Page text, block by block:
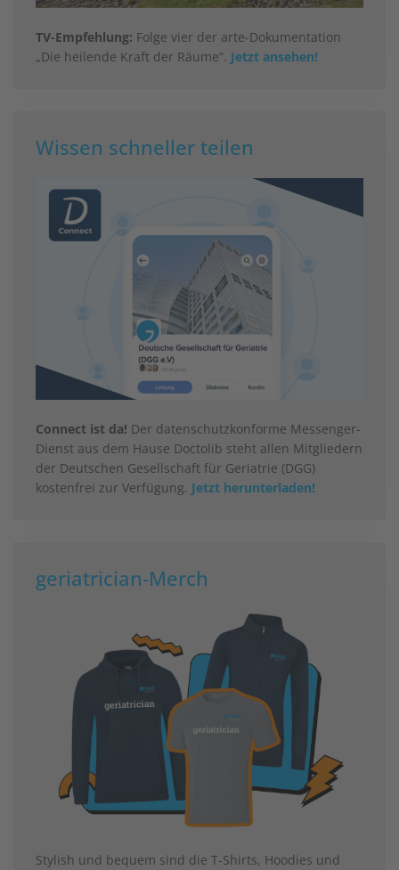
TV-Empfehlung: Folge vier der arte-Dokumentation
„Die heilende Kraft der Räume“. Jetzt ansehen!
Wissen schneller teilen
Connect ist da! Der datenschutzkonforme Messenger-
Dienst aus dem Hause Doctolib steht allen Mitgliedern
der Deutschen Gesellschaft für Geriatrie (DGG)
kostenfrei zur Verfügung. Jetzt herunterladen!
geriatrician-Merch
Stylish und bequem sind die T-Shirts, Hoodies und